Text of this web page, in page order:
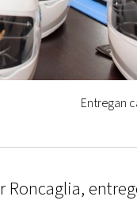
Entregan
Roncaglia,